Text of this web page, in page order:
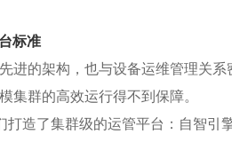
标准
进的架构，也与设备运维管理关
集群的高效运行得不到保障。
造了集群级的运管平台：自智引